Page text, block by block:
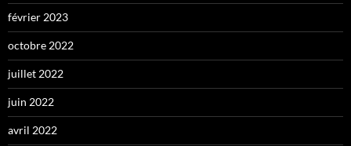
février 2023
octobre 2022
juillet 2022
juin 2022
avril 2022